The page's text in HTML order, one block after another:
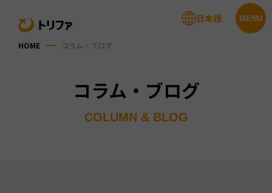
MENU
日本語
HOME コラム・ブログ
コラム・ブログ
COLUMN & BLOG